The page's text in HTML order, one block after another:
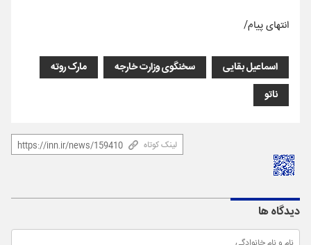
انتهای پیام/
اسماعیل بقایی سخنگوی وزارت خارجه
مارک روته
ناتو
لینک کوتاه
دیدگاه ها